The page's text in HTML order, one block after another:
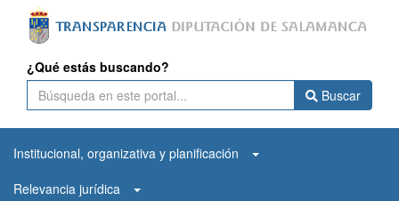
¿Qué estás buscando?
Buscar
Institucional, organizativa y planificación
Relevancia jurídica